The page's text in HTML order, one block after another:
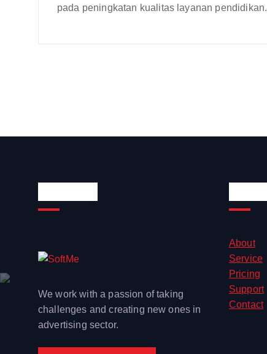
pada peningkatan kualitas layanan pendidikan.
We work with a passion of taking
challenges and creating new ones in
advertising sector.
About
Service
Pricing
Support
Contact